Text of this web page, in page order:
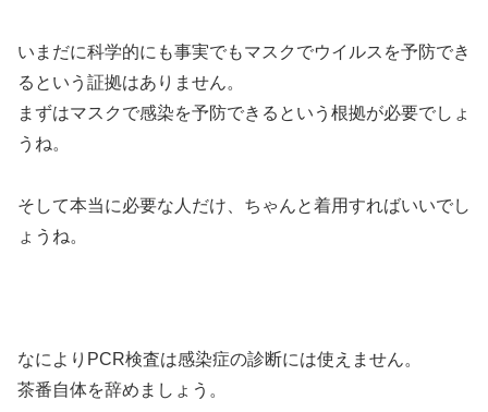
いまだに科学的にも事実でもマスクでウイルスを予防でき
るという証拠はありません。
まずはマスクで感染を予防できるという根拠が必要でしょ
うね。
そして本当に必要な人だけ、ちゃんと着用すればいいでし
ょうね。
なによりPCR検査は感染症の診断には使えません。
茶番自体を辞めましょう。